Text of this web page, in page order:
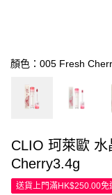
顏色：005 Fresh
CLIO 珂萊歐
Cherry3.4g
送貨上門滿HK$250.00免